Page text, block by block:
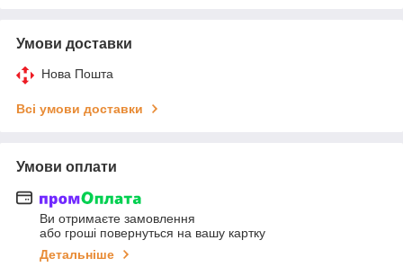
Умови доставки
Нова Пошта
Всі умови доставки
Умови оплати
Ви отримаєте замовлення
або гроші повернуться на вашу картку
Детальніше